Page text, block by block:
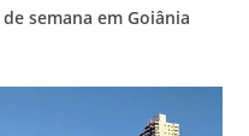
semana em Goiânia